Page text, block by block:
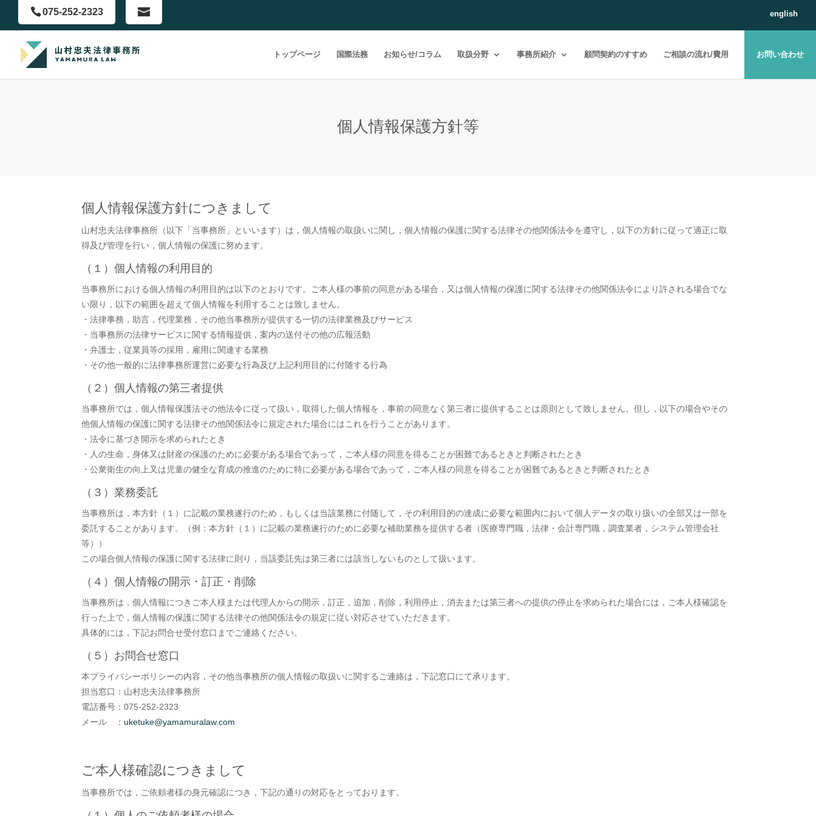
075-252-2323 english
トップページ 国際法務 お知らせ/コラム 取扱分野 事務所紹介 顧問契約のすすめ ご相談の流れ/費用 お問い合わせ
個人情報保護方針等
個人情報保護方針につきまして
山村忠夫法律事務所（以下「当事務所」といいます）は，個人情報の取扱いに関し，個人情報の保護に関する法律その他関係法令を遵守し，以下の方針に従って適正に取
得及び管理を行い，個人情報の保護に努めます。
（１）個人情報の利用目的
当事務所における個人情報の利用目的は以下のとおりです。ご本人様の事前の同意がある場合，又は個人情報の保護に関する法律その他関係法令により許される場合でな
い限り，以下の範囲を超えて個人情報を利用することは致しません。
・法律事務，助言，代理業務，その他当事務所が提供する一切の法律業務及びサービス
・当事務所の法律サービスに関する情報提供，案内の送付その他の広報活動
・弁護士，従業員等の採用，雇用に関連する業務
・その他一般的に法律事務所運営に必要な行為及び上記利用目的に付随する行為
（２）個人情報の第三者提供
当事務所では，個人情報保護法その他法令に従って扱い，取得した個人情報を，事前の同意なく第三者に提供することは原則として致しません。但し，以下の場合やその
他個人情報の保護に関する法律その他関係法令に規定された場合にはこれを行うことがあります。
・法令に基づき開示を求められたとき
・人の生命，身体又は財産の保護のために必要がある場合であって，ご本人様の同意を得ることが困難であるときと判断されたとき
・公衆衛生の向上又は児童の健全な育成の推進のために特に必要がある場合であって，ご本人様の同意を得ることが困難であるときと判断されたとき
（３）業務委託
当事務所は，本方針（１）に記載の業務遂行のため，もしくは当該業務に付随して，その利用目的の達成に必要な範囲内において個人データの取り扱いの全部又は一部を
委託することがあります。（例：本方針（１）に記載の業務遂行のために必要な補助業務を提供する者（医療専門職，法律・会計専門職，調査業者，システム管理会社
等））
この場合個人情報の保護に関する法律に則り，当該委託先は第三者には該当しないものとして扱います。
（４）個人情報の開示・訂正・削除
当事務所は，個人情報につきご本人様または代理人からの開示，訂正，追加，削除，利用停止，消去または第三者への提供の停止を求められた場合には，ご本人様確認を
行った上で，個人情報の保護に関する法律その他関係法令の規定に従い対応させていただきます。
具体的には，下記お問合せ受付窓口までご連絡ください。
（５）お問合せ窓口
本プライバシーポリシーの内容，その他当事務所の個人情報の取扱いに関するご連絡は，下記窓口にて承ります。
担当窓口：山村忠夫法律事務所
電話番号：075-252-2323
メール ： uketuke@yamamuralaw.com
ご本人様確認につきまして
当事務所では，ご依頼者様の身元確認につき，下記の通りの対応をとっております。